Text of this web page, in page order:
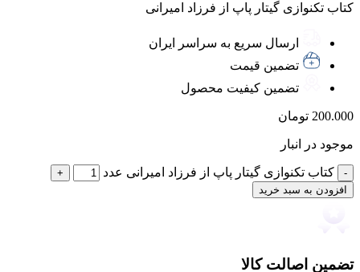
کتاب تکنوازی گیتار پاپ از فرزاد امیرانی
ارسال سریع به سراسر ایران
تضمین قیمت
تضمین کیفیت محصول
200.000 تومان
موجود در انبار
کتاب تکنوازی گیتار پاپ از فرزاد امیرانی عدد
افزودن به سبد خرید
تضمین اصالت کالا